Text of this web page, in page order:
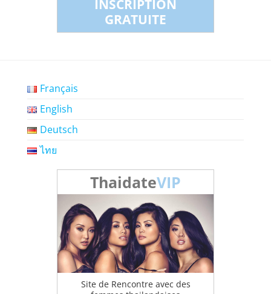
INSCRIPTION
GRATUITE
Français
English
Deutsch
ไทย
ThaidateVIP
Site de Rencontre avec des